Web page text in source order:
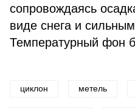
сопровождаясь
виде снега и
Температурный фон
циклон метель